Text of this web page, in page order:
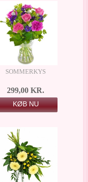
SOMMERKYS
299,00 KR.
KØB NU